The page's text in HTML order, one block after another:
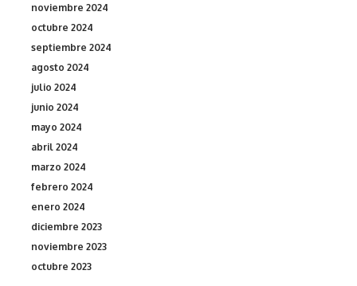
noviembre 2024
octubre 2024
septiembre 2024
agosto 2024
julio 2024
junio 2024
mayo 2024
abril 2024
marzo 2024
febrero 2024
enero 2024
diciembre 2023
noviembre 2023
octubre 2023